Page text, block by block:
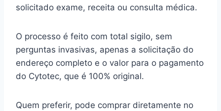
solicitado exame, receita ou consulta médica.
O processo é feito com total sigilo, sem
perguntas invasivas, apenas a solicitação do
endereço completo e o valor para o pagamento
do Cytotec, que é 100% original.
Quem preferir, pode comprar diretamente no